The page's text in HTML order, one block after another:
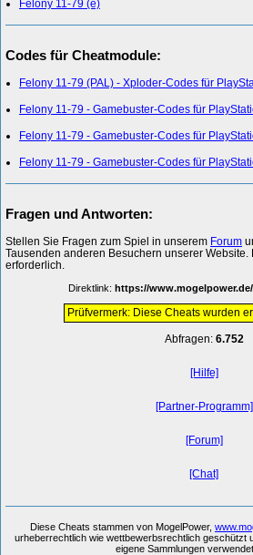
Felony 11-79 (e)
Codes für Cheatmodule:
Felony 11-79 (PAL) - Xploder-Codes für
Felony 11-79 - Gamebuster-Codes für
Felony 11-79 - Gamebuster-Codes für
Felony 11-79 - Gamebuster-Codes für
Fragen und Antworten:
Stellen Sie Fragen zum Spiel in unserem Forum
Tausenden anderen Besuchern unserer
erforderlich.
Direktlink: https://
Prüfvermerk: Diese Cheats wurden
Abfragen: 6.752
[Hilfe]
[Partner-Programm]
[Forum]
[Chat]
Diese Cheats stammen von MogelPower,
urheberrechtlich wie wettbewerbsrechtlich geschützt
eigene Sammlungen